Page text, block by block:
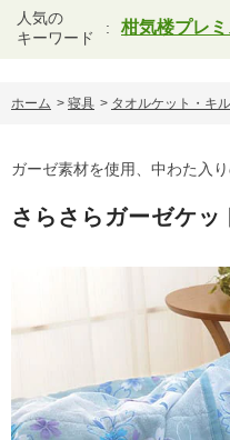
人気の
キーワード
柑気楼プレ
ホーム > 寝具 > タオルケット・キ
ガーゼ素材を使用、中わた入
さらさらガーゼケッ